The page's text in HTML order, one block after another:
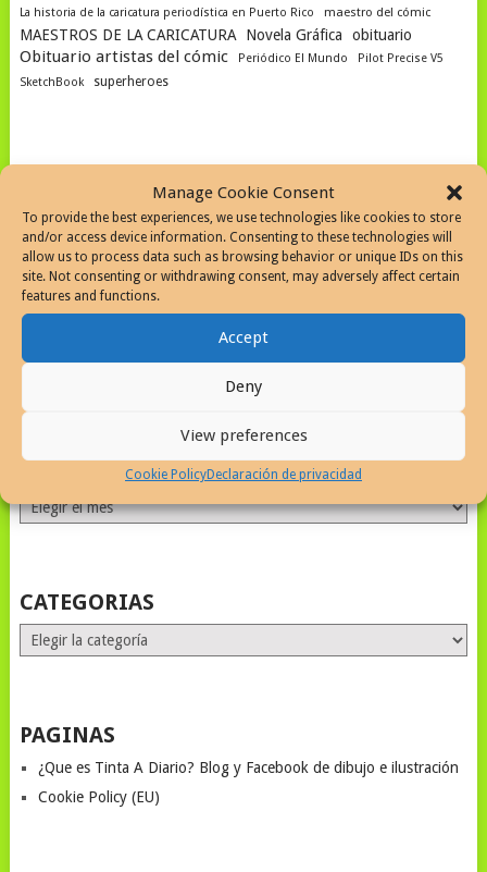
Manage Cookie Consent
To provide the best experiences, we use technologies like cookies to store
and/or access device information. Consenting to these technologies will
allow us to process data such as browsing behavior or unique IDs on this
site. Not consenting or withdrawing consent, may adversely affect certain
features and functions.
Accept
Deny
View preferences
Cookie PolicyDeclaración de privacidad
La historia de la caricatura periodística en Puerto Rico
maestro del cómic
MAESTROS DE LA CARICATURA Novela Gráfica obituario
Obituario artistas del cómic Periódico El Mundo
Pilot Precise V5
SketchBook
superheroes
SEARCH SITE
ALL MONTHS STORIES
ALL
MONTHS
CATEGORIAS
Categorias
PAGINAS
¿Que es Tinta A Diario? Blog y Facebook de dibujo e ilustración
Cookie Policy (EU)